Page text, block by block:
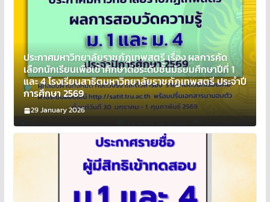
ประกาศมหาวิทยาลัยราชภัฏเทพสตรี เรื่อง ผลการคัด
เลือกนักเรียนเพื่อเข้าศึกษาต่อระดับชั้นมัธยมศึกษาปีที่ 1
และ 4 โรงเรียนสาธิตมหาวิทยาลัยราชภัฏเทพสตรี ประจำปี
การศึกษา 2569
29 January 2026